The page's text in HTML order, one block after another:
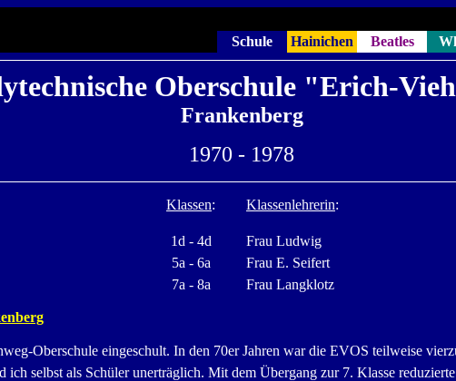
Schule Hainichen Beatles
Oberschule "Erich-
Frankenberg
1970 - 1978
Klassen:
1d - 4d
5a - 6a
7a - 8a
Klassenlehrerin:
Frau Ludwig
Frau E. Seifert
Frau Langklotz
Oberschule eingeschult. In den 70er Jahren war die EVOS teilweise
selbst als Schüler unerträglich. Mit dem Übergang zur 7. Klasse